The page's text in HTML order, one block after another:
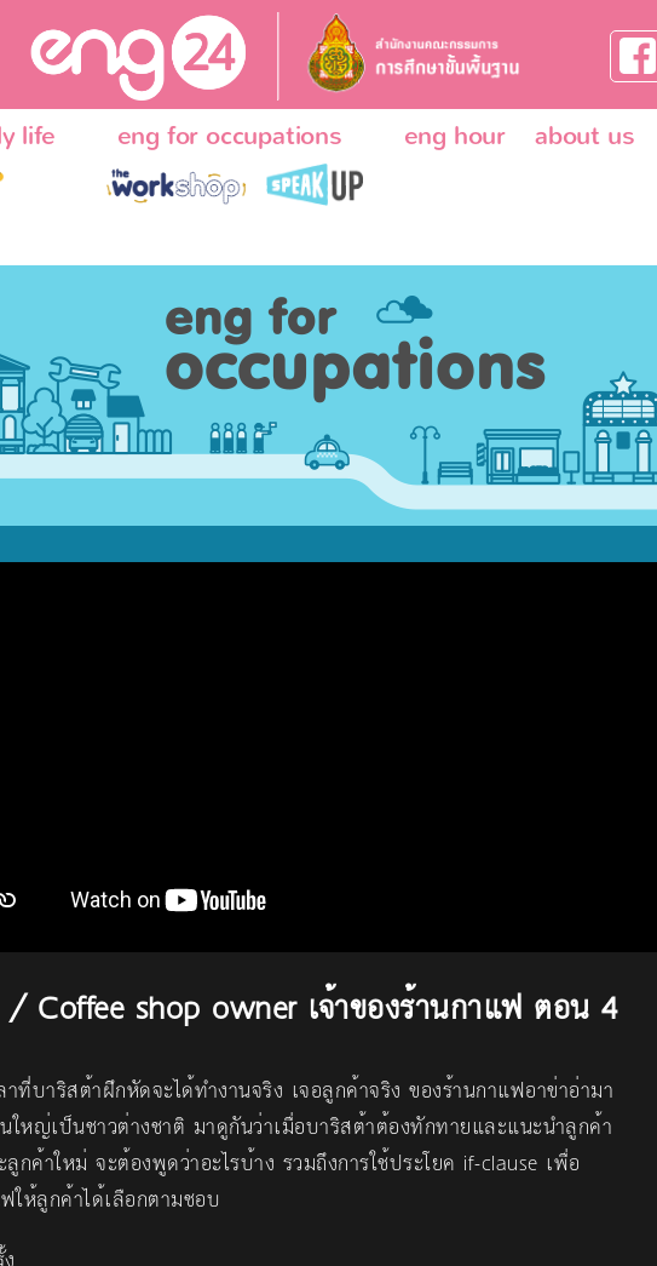
life eng for occupations eng hour about us
/ Coffee shop owner เจ้าของร้านกาแฟ ตอน 4
าที่บาริสต้าฝึกหัดจะได้ทำงานจริง เจอลูกค้าจริง ของร้านกาแฟอาข่าอ่ามา
ใหญ่เป็นชาวต่างชาติ มาดูกันว่าเมื่อบาริสต้าต้องทักทายและแนะนำลูกค้า
กค้าใหม่ จะต้องพูดว่าอะไรบ้าง รวมถึงการใช้ประโยค if-clause เพื่อ
ให้ลูกค้าได้เลือกตามชอบ